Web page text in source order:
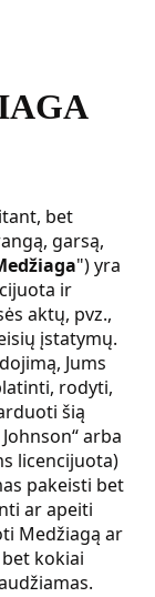
bet
garsą,
") yra
ir
aktų, pvz.,
įstatymų.
Jums
rodyti,
šią
arba
licencijuota)
pakeisti bet
ar apeiti
Medžiagą ar
kokiai